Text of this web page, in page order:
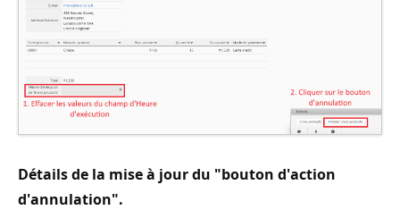
Détails de la mise à jour du "bouton d'action
d'annulation".